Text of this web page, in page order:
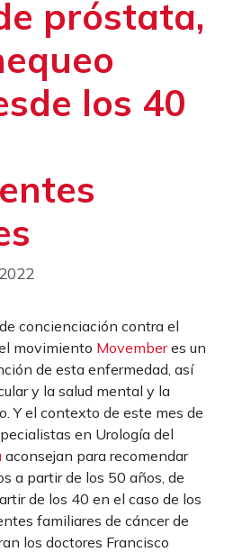
próstata,
los 40
concienciación contra el
movimiento Movemberes un
de esta enfermedad, así
y la salud mental y la
Y el contexto de este mes de
en Urología del
aconsejan para recomendar
a partir de los 50 años, de
de los 40 en el caso de los
familiares de cáncer de
los doctores Francisco